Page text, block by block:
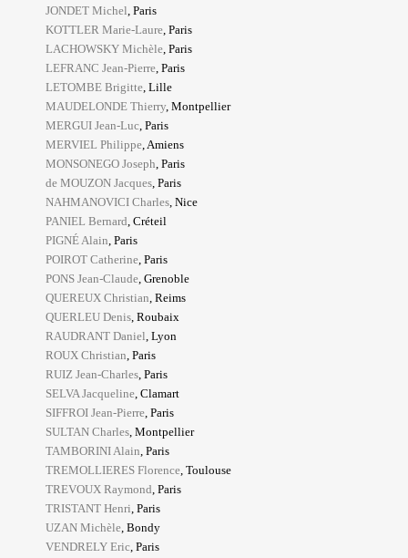
JONDET Michel, Paris
KOTTLER Marie-Laure, Paris
LACHOWSKY Michèle, Paris
LEFRANC Jean-Pierre, Paris
LETOMBE Brigitte, Lille
MAUDELONDE Thierry, Montpellier
MERGUI Jean-Luc, Paris
MERVIEL Philippe, Amiens
MONSONEGO Joseph, Paris
de MOUZON Jacques, Paris
NAHMANOVICI Charles, Nice
PANIEL Bernard, Créteil
PIGNÉ Alain, Paris
POIROT Catherine, Paris
PONS Jean-Claude, Grenoble
QUEREUX Christian, Reims
QUERLEU Denis, Roubaix
RAUDRANT Daniel, Lyon
ROUX Christian, Paris
RUIZ Jean-Charles, Paris
SELVA Jacqueline, Clamart
SIFFROI Jean-Pierre, Paris
SULTAN Charles, Montpellier
TAMBORINI Alain, Paris
TREMOLLIERES Florence, Toulouse
TREVOUX Raymond, Paris
TRISTANT Henri, Paris
UZAN Michèle, Bondy
VENDRELY Eric, Paris